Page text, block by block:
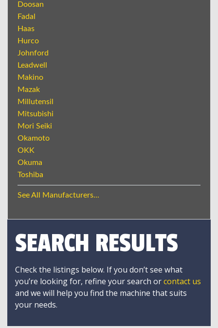
Doosan
Fadal
Haas
Hurco
Johnford
Leadwell
Makino
Mazak
Millutensil
Mitsubishi
Mori Seiki
Okamoto
OKK
Okuma
Toshiba
See All Manufacturers...
SEARCH RESULTS
Check the listings below. If you don’t see what
you’re looking for, refine your search orcontact us
and we will help you find the machine that suits
your needs.